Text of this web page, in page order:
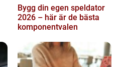
Bygg din egen speldator
2026 – här är de bästa
komponentvalen